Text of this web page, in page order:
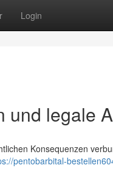
Login
und legale
Konsequenzen
pentobarbital-